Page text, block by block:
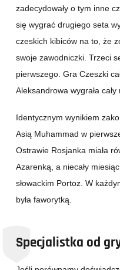
zadecydowały o tym inne
się wygrać drugiego seta
czeskich kibiców na to, że
swoje zawodniczki. Trzeci
pierwszego. Gra Czeszki
Aleksandrowa wygrała
Identycznym wynikiem
Asią Muhammad w
Ostrawie Rosjanka miała
Azarenką, a niecały
słowackim Portoz. W
była faworytką.
Specjalistka od